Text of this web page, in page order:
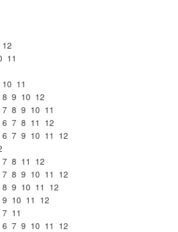
12
11
10 11
8 9 10 12
7 8 9 10 11
6 7 8 11 12
6 7 9 10 11 12
7 8 11 12
7 8 9 10 11 12
8 9 10 11 12
9 10 11 12
7 11
6 7 9 10 11 12